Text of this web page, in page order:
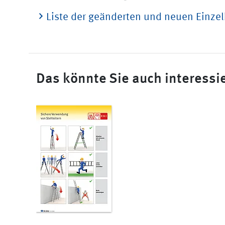
Liste der geänderten und neuen
Das könnte Sie auch